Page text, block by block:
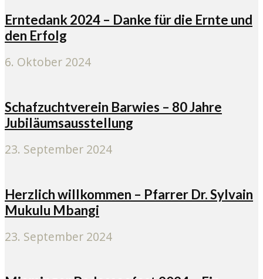
Erntedank 2024 – Danke für die Ernte und
den Erfolg
6. Oktober 2024
Schafzuchtverein Barwies – 80 Jahre
Jubiläumsausstellung
23. September 2024
Herzlich willkommen – Pfarrer Dr. Sylvain
Mukulu Mbangi
23. September 2024